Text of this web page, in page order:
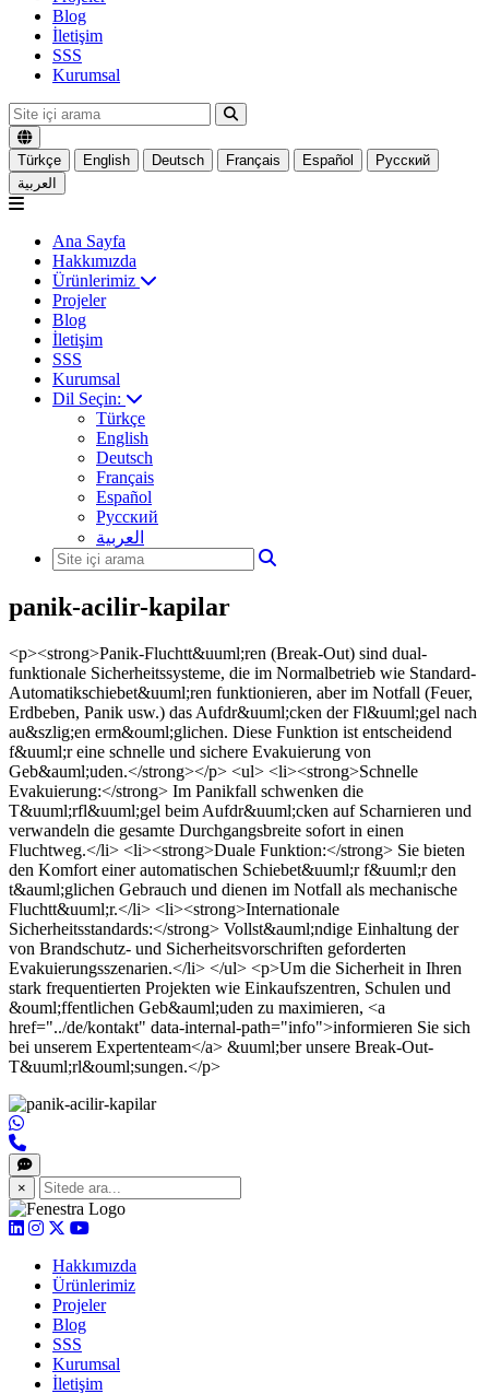
Blog
İletişim
SSS
Kurumsal
Türkçe English Deutsch Français Español
Русский
العربية
Ana Sayfa
Hakkımızda
Ürünlerimiz
Projeler
Blog
İletişim
SSS
Kurumsal
Dil Seçin:
Türkçe
English
Deutsch
Français
Español
Русский
العربية
panik-acilir-kapilar
<p><strong>Panik-Fluchtt&uuml;ren (Break-Out) sind dual-
funktionale Sicherheitssysteme, die im Normalbetrieb wie Standard-
Automatikschiebet&uuml;ren funktionieren, aber im Notfall (Feuer,
Erdbeben, Panik usw.) das Aufdr&uuml;cken der Fl&uuml;gel nach
au&szlig;en erm&ouml;glichen. Diese Funktion ist entscheidend
f&uuml;r eine schnelle und sichere Evakuierung von
Geb&auml;uden.</strong></p> <ul> <li><strong>Schnelle
Evakuierung:</strong> Im Panikfall schwenken die
T&uuml;rfl&uuml;gel beim Aufdr&uuml;cken auf Scharnieren und
verwandeln die gesamte Durchgangsbreite sofort in einen
Fluchtweg.</li> <li><strong>Duale Funktion:</strong> Sie bieten
den Komfort einer automatischen Schiebet&uuml;r f&uuml;r den
t&auml;glichen Gebrauch und dienen im Notfall als mechanische
Fluchtt&uuml;r.</li> <li><strong>Internationale
Sicherheitsstandards:</strong> Vollst&auml;ndige Einhaltung der
von Brandschutz- und Sicherheitsvorschriften geforderten
Evakuierungsszenarien.</li> </ul> <p>Um die Sicherheit in Ihren
stark frequentierten Projekten wie Einkaufszentren, Schulen und
&ouml;ffentlichen Geb&auml;uden zu maximieren, <a
href="../de/kontakt" data-internal-path="info">informieren Sie sich
bei unserem Expertenteam</a> &uuml;ber unsere Break-Out-
T&uuml;rl&ouml;sungen.</p>
×
Hakkımızda
Ürünlerimiz
Projeler
Blog
SSS
Kurumsal
İletişim